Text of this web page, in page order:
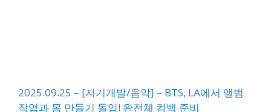
2025.09.25 – [자기개발/음악] – BTS, LA에서 앨범
작업과 몸 만들기 돌입! 완전체 컴백 준비